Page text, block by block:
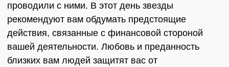
проводили с ними. В этот день звезды
рекомендуют вам обдумать предстоящие
действия, связанные с финансовой стороной
вашей деятельности. Любовь и преданность
близких вам людей защитят вас от